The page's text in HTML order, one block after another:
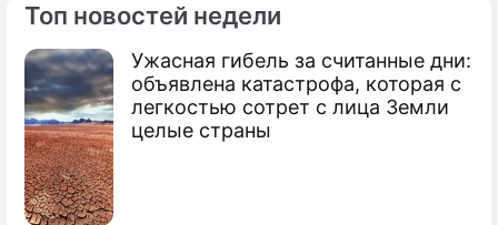
Топ новостей недели
Ужасная гибель за считанные дни:
объявлена катастрофа, которая с
легкостью сотрет с лица Земли
целые страны